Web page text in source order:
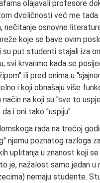
olajavali profesore
dvoličnosti već me tada
osnovne
koje se bave ovim
put studenti stajali iza
svi krvarimo kada se
ili pred onima u
i koji obnašaju više
na koji su ''sve to
i oni tako ''uspiju''.
rada na trećoj
njemu poznatog razloga
uplitanja u znanost koji
je, nažalost samo jedan u
nemaju studente.